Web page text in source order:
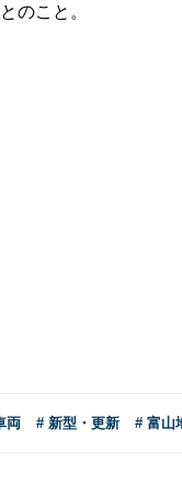
のこと。
両 # 新型・更新 # 富山